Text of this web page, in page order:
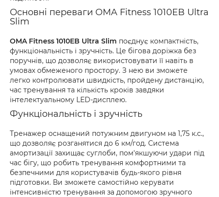
Основні переваги OMA Fitness 1010EB Ultra
Slim
OMA Fitness 1010EB Ultra Slim поєднує компактність,
функціональність і зручність. Це бігова доріжка без
поручнів, що дозволяє використовувати її навіть в
умовах обмеженого простору. З нею ви зможете
легко контролювати швидкість, пройдену дистанцію,
час тренування та кількість кроків завдяки
інтелектуальному LED-дисплею.
Функціональність і зручність
Тренажер оснащений потужним двигуном на 1,75 к.с.,
що дозволяє розганятися до 6 км/год. Система
амортизації захищає суглоби, пом'якшуючи удари під
час бігу, що робить тренування комфортними та
безпечними для користувачів будь-якого рівня
підготовки. Ви зможете самостійно керувати
інтенсивністю тренування за допомогою зручного